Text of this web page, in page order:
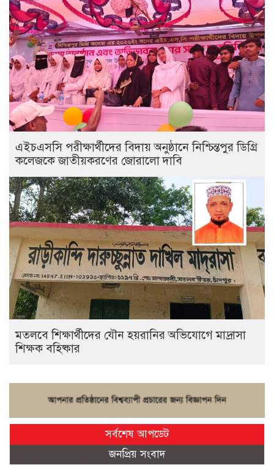
এইচএসসি পরীক্ষার্থীদের বিদায় অনুষ্ঠানে নিশ্চিন্তপুর ডিগ্রি
কলেজকে জাতীয়করণের জোরালো দাবি
মতলবে শিক্ষার্থীদের যৌন হয়রানির অভিযোগে মাদ্রাসা
শিক্ষক বহিষ্কার
সর্বশেষ আপডেট
জনপ্রিয় সংবাদ